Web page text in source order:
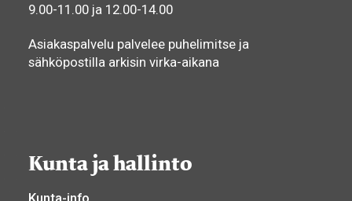
9.00-11.00 ja 12.00-14.00
Asiakaspalvelu palvelee puhelimitse ja
sähköpostilla arkisin virka-aikana
Kunta ja hallinto